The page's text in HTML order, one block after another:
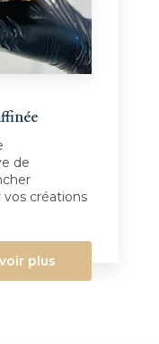
de
créations
plus